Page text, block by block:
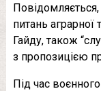
питань
Гайду, також
з пропозицією
Під час